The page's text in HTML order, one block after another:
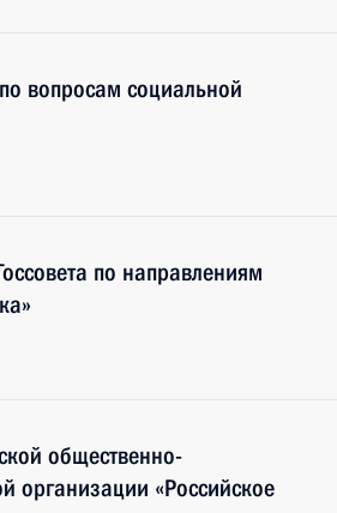
вопросам социальной
по направлениям
общественно-
организации «Российское